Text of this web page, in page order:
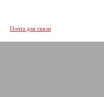
Почта для связи